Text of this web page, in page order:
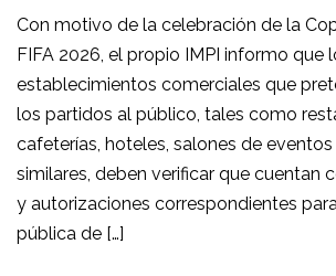
Con motivo de la celebración de la
FIFA 2026, el propio IMPI informo que
establecimientos comerciales que
los partidos al público, tales como
cafeterías, hoteles, salones de
similares, deben verificar que cuentan
y autorizaciones correspondientes
pública de […]